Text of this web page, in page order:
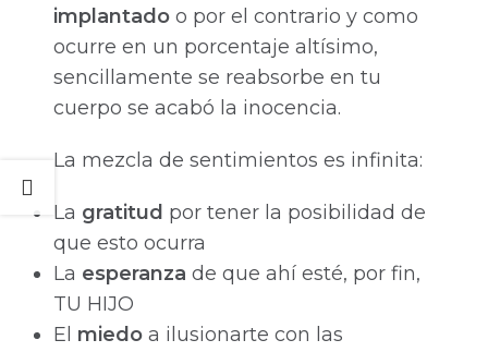
implantado o por el contrario y como
ocurre en un porcentaje altísimo,
sencillamente se reabsorbe en tu
cuerpo se acabó la inocencia.
La mezcla de sentimientos es infinita:
La gratitud por tener la posibilidad de
que esto ocurra
La esperanza de que ahí esté, por fin,
TU HIJO
El miedo a ilusionarte con las